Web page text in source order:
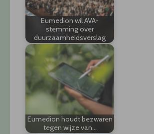
Eumedion wil AVA-
stemming over
duurzaamheidsverslag
Eumedion houdt bezwaren
tegen wijze van…